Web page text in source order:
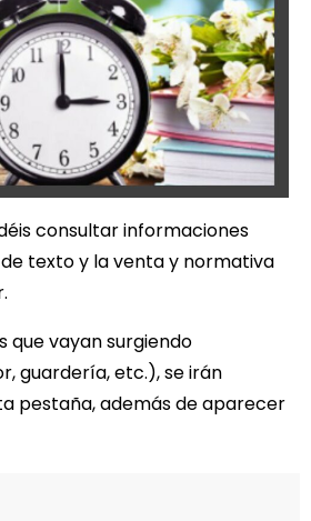
consultar informaciones
texto y la venta y normativa
que vayan surgiendo
guardería, etc.), se irán
pestaña, además de aparecer